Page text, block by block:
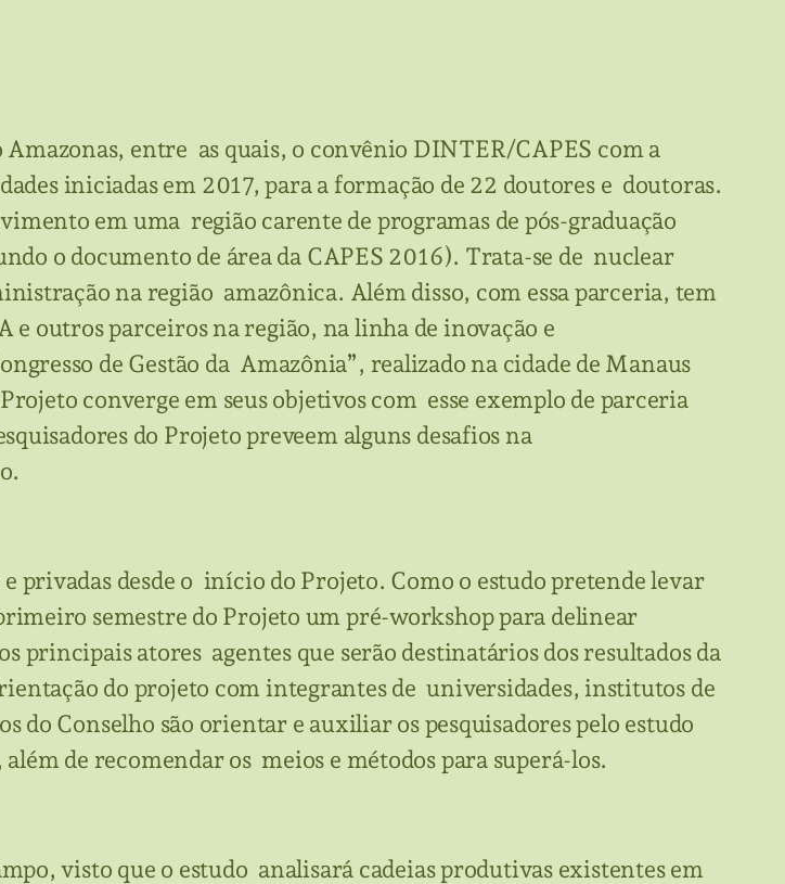
entre as quais, o convênio DINTER/CAPES com a
iniciadas em 2017, para a formação de 22 doutores e doutoras.
em uma região carente de programas de pós-graduação
o documento de área da CAPES 2016). Trata-se de nuclear
na região amazônica. Além disso, com essa parceria, tem
e outros parceiros na região, na linha de inovação e
de Gestão da Amazônia”, realizado na cidade de Manaus
converge em seus objetivos com esse exemplo de parceria
do Projeto preveem alguns desafios na
privadas desde o início do Projeto. Como o estudo pretende levar
semestre do Projeto um pré-workshop para delinear
principais atores agentes que serão destinatários dos resultados da
do projeto com integrantes de universidades, institutos de
do Conselho são orientar e auxiliar os pesquisadores pelo estudo
de recomendar os meios e métodos para superá-los.
visto que o estudo analisará cadeias produtivas existentes em